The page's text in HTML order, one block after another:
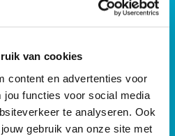
van cookies
content en advertenties voor
jou functies voor social media
te analyseren. Ook
gebruik van onze site met
Alkmaar zijn er twee
De kleedkamers bij het 25-